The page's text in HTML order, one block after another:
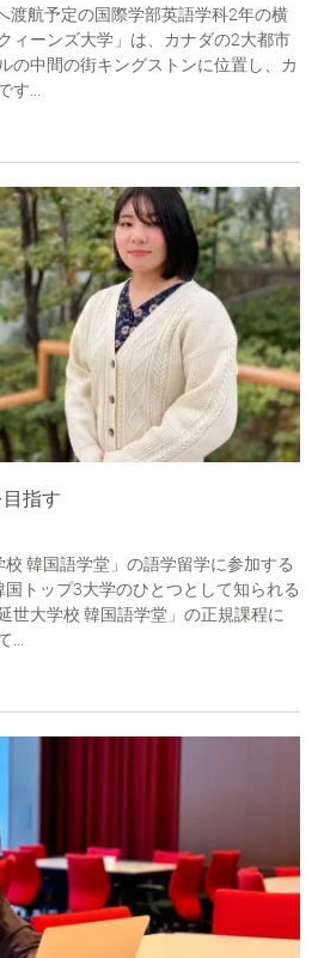
渡航予定の国際学部英語学科2年の横
ィーンズ大学」は、カナダの2大都市
の中間の街キングストンに位置し、カ
す...
指す
韓国語学堂」の語学留学に参加する
トップ3大学のひとつとして知られる
世大学校 韓国語学堂」の正規課程に
...